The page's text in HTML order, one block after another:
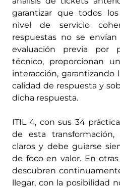
garantizar que todos
nivel de servicio
respuestas no se
evaluación previa por
técnico, proporcionan
interacción, garantizando
calidad de respuesta y
dicha respuesta.
ITIL 4, con sus 34
de esta
claros y debe guiarse
de foco en valor. En
descubren
llegar, con la posibilidad